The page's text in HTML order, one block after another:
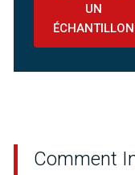
UN
ÉCHANTILLON
Comment